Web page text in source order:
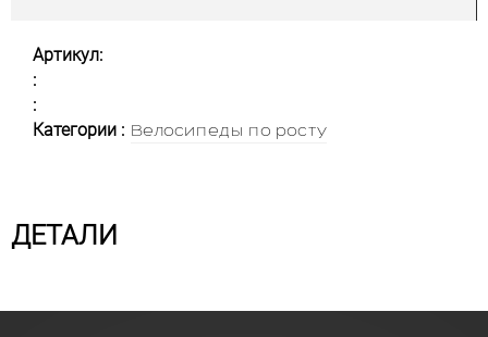
Артикул:
:
:
Категории : Велосипеды по росту
ДЕТАЛИ